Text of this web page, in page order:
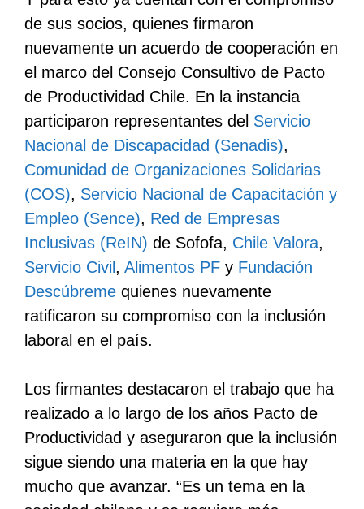
de sus socios, quienes firmaron
nuevamente un acuerdo de cooperación en
el marco del Consejo Consultivo de Pacto
de Productividad Chile. En la instancia
participaron representantes del Servicio
Nacional de Discapacidad (Senadis),
Comunidad de Organizaciones Solidarias
(COS), Servicio Nacional de Capacitación y
Empleo (Sence), Red de Empresas
Inclusivas (ReIN) de Sofofa, Chile Valora,
Servicio Civil , Alimentos PF y Fundación
Descúbreme quienes nuevamente
ratificaron su compromiso con la inclusión
laboral en el país.
Los firmantes destacaron el trabajo que ha
realizado a lo largo de los años Pacto de
Productividad y aseguraron que la inclusión
sigue siendo una materia en la que hay
mucho que avanzar. “Es un tema en la